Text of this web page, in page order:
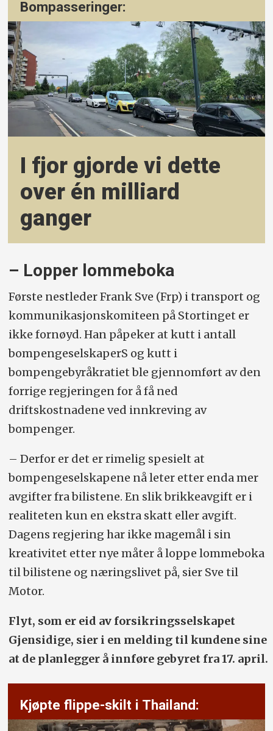
Bompasseringer:
I fjor gjorde vi dette
over én milliard
ganger
– Lopper lommeboka
Første nestleder Frank Sve (Frp) i transport og
kommunikasjonskomiteen på Stortinget er
ikke fornøyd. Han påpeker at kutt i antall
bompengeselskaperS og kutt i
bompengebyråkratiet ble gjennomført av den
forrige regjeringen for å få ned
driftskostnadene ved innkreving av
bompenger.
– Derfor er det er rimelig spesielt at
bompengeselskapene nå leter etter enda mer
avgifter fra bilistene. En slik brikkeavgift er i
realiteten kun en ekstra skatt eller avgift.
Dagens regjering har ikke magemål i sin
kreativitet etter nye måter å loppe lommeboka
til bilistene og næringslivet på, sier Sve til
Motor.
Flyt, som er eid av forsikringsselskapet
Gjensidige, sier i en melding til kundene sine
at de planlegger å innføre gebyret fra 17. april.
Kjøpte flippe-skilt i Thailand: